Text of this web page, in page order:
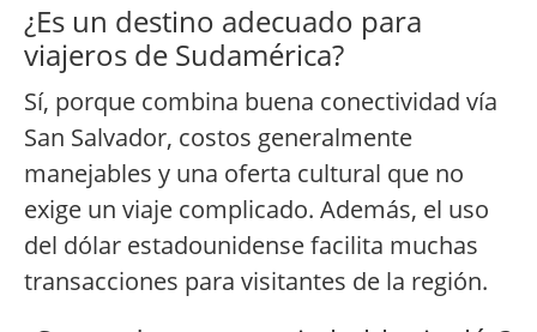
¿Es un destino adecuado para
viajeros de Sudamérica?
Sí, porque combina buena conectividad vía
San Salvador, costos generalmente
manejables y una oferta cultural que no
exige un viaje complicado. Además, el uso
del dólar estadounidense facilita muchas
transacciones para visitantes de la región.